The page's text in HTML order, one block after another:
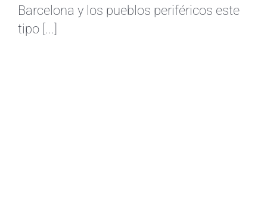
Barcelona y los pueblos periféricos este
tipo [...]